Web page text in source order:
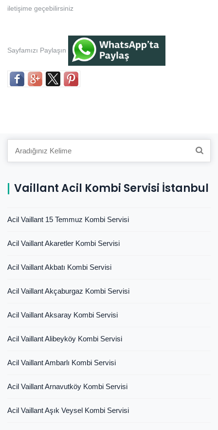
iletişime geçebilirsiniz
Sayfamızı Paylaşın
Vaillant Acil Kombi Servisi İstanbul
Acil Vaillant 15 Temmuz Kombi Servisi
Acil Vaillant Akaretler Kombi Servisi
Acil Vaillant Akbatı Kombi Servisi
Acil Vaillant Akçaburgaz Kombi Servisi
Acil Vaillant Aksaray Kombi Servisi
Acil Vaillant Alibeyköy Kombi Servisi
Acil Vaillant Ambarlı Kombi Servisi
Acil Vaillant Arnavutköy Kombi Servisi
Acil Vaillant Aşık Veysel Kombi Servisi